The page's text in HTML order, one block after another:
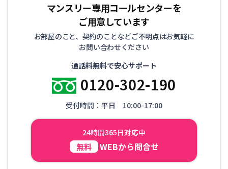
マンスリー専用コールセンターを
ご用意しています
お部屋のこと、契約のことなどご不明点はお気軽に
お問い合わせください
通話料無料で安心サポート
0120-302-190
受付時間：平日 10:00-17:00
24時間365日対応中
無料 WEBから問合せ